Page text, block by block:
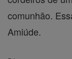
comunhão.
Amiúde.